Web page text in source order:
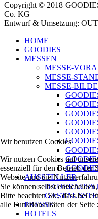
Copyright © 2018
Co. KG
Entwurf & Umsetzung:
HOME
GOODIES
MESSEN
MESSE-
MESSE-
MESSE-
AUSSTELLER
PRESSE
HOTELS
Wir benutzen Cookies
Wir nutzen Cookies auf
essenziell für den Betrieb der
Website und die
Sie können selbst
Bitte beachten Sie, dass bei
alle Funktionalitäten der Seite